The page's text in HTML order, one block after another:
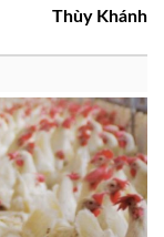
Thùy Khánh